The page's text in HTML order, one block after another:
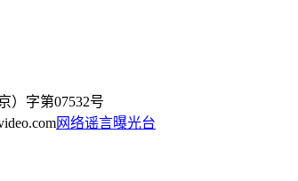
）字第07532号
网络谣言曝光台